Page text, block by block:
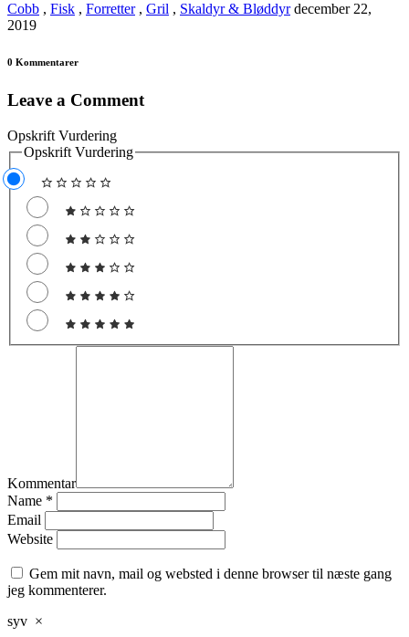
Cobb , Fisk , Forretter, Gril , Skaldyr & Bløddyr december 22,
2019
0 Kommentarer
Leave a Comment
Opskrift Vurdering
Opskrift Vurdering
Kommentar
Name *
Email
Website
Gem mit navn, mail og websted i denne browser til næste gang
jeg kommenterer.
syv ×